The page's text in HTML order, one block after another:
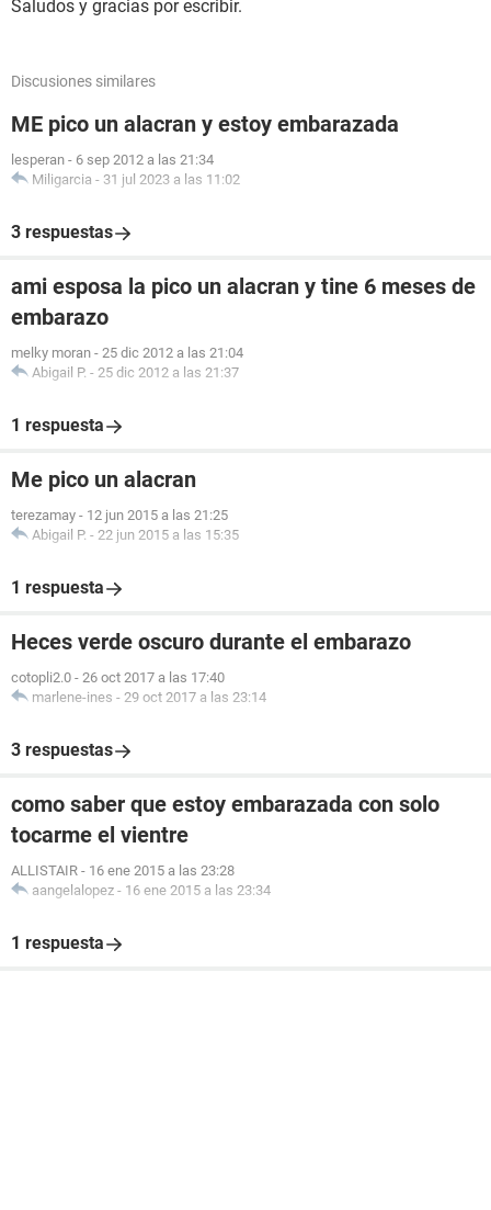
Saludos y gracias por escribir.
Discusiones similares
ME pico un alacran y estoy embarazada
lesperan - 6 sep 2012 a las 21:34
Miligarcia - 31 jul 2023 a las 11:02
3 respuestas
ami esposa la pico un alacran y tine 6 meses de
embarazo
melky moran - 25 dic 2012 a las 21:04
Abigail P. - 25 dic 2012 a las 21:37
1 respuesta
Me pico un alacran
terezamay - 12 jun 2015 a las 21:25
Abigail P. - 22 jun 2015 a las 15:35
1 respuesta
Heces verde oscuro durante el embarazo
cotopli2.0 - 26 oct 2017 a las 17:40
marlene-ines - 29 oct 2017 a las 23:14
3 respuestas
como saber que estoy embarazada con solo
tocarme el vientre
ALLISTAIR - 16 ene 2015 a las 23:28
aangelalopez - 16 ene 2015 a las 23:34
1 respuesta